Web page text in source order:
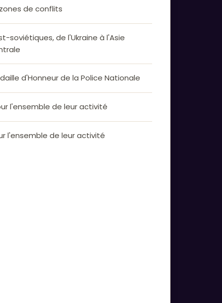
de conflits
soviétiques, de l'Ukraine à l'Asie
d'Honneur de la Police Nationale
l'ensemble de leur activité
l'ensemble de leur activité